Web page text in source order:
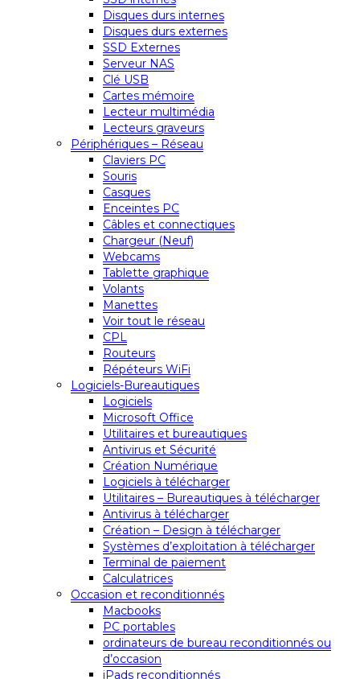
Disques durs internes
Disques durs externes
SSD Externes
Serveur NAS
Clé USB
Cartes mémoire
Lecteur multimédia
Lecteurs graveurs
Périphériques – Réseau
Claviers PC
Souris
Casques
Enceintes PC
Câbles et connectiques
Chargeur (Neuf)
Webcams
Tablette graphique
Volants
Manettes
Voir tout le réseau
CPL
Routeurs
Répéteurs WiFi
Logiciels-Bureautiques
Logiciels
Microsoft Office
Utilitaires et bureautiques
Antivirus et Sécurité
Création Numérique
Logiciels à télécharger
Utilitaires – Bureautiques à télécharger
Antivirus à télécharger
Création – Design à télécharger
Systèmes d’exploitation à télécharger
Terminal de paiement
Calculatrices
Occasion et reconditionnés
Macbooks
PC portables
ordinateurs de bureau reconditionnés ou
d’occasion
iPads reconditionnés